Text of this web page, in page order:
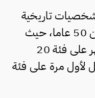
شخصيات تاريخية
على الأوراق النقدية منذ أكثر من 50 عاما، حيث
كان ويليام شكسبير أول من ظهر على فئة 20
تشرشل لأول مرة على فئة